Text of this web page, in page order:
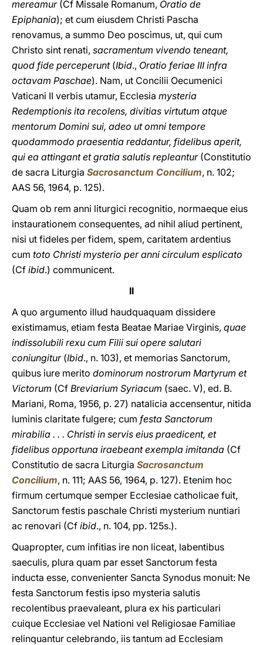
mereamur(Cf Missale Romanum, Oratio de
Epiphania); et cum eiusdem Christi Pascha
renovamus, a summo Deo poscimus, ut, qui cum
Christo sint renati, sacramentum vivendo teneant,
quod fide perceperunt(Ibid., Oratio feriae III infra
octavam Paschae). Nam, ut Concilii Oecumenici
Vaticani II verbis utamur, Ecclesia mysteria
Redemptionis ita recolens, divitias virtutum atque
mentorum Domini sui, adeo ut omni tempore
quodammodo praesentia reddantur, fidelibus aperit,
qui ea attingant et gratia salutis repleantur(Constitutio
de sacra Liturgia Sacrosanctum Concilium, n. 102;
AAS 56, 1964, p. 125).
Quam ob rem anni liturgici recognitio, normaeque eius
instaurationem consequentes, ad nihil aliud pertinent,
nisi ut fideles per fidem, spem, caritatem ardentius
cum toto Christi mysterio per anni circulum esplicato
(Cf ibid.) communicent.
II
A quo argumento illud haudquaquam dissidere
existimamus, etiam festa Beatae Mariae Virginis, quae
indissolubili rexu cum Filii sui opere salutari
coniungitur(Ibid., n. 103), et memorias Sanctorum,
quibus iure merito dominorum nostrorum Martyrum et
Victorum (Cf Breviarium Syriacum (saec. V), ed. B.
Mariani, Roma, 1956, p. 27) natalicia accensentur, nitida
luminis claritate fulgere; cum festa Sanctorum
mirabilia . . . Christi in servis eius praedicent, et
fidelibus opportuna iraebeant exempla imitanda (Cf
Constitutio de sacra Liturgia Sacrosanctum
Concilium, n. 111; AAS 56, 1964, p. 127). Etenim hoc
firmum certumque semper Ecclesiae catholicae fuit,
Sanctorum festis paschale Christi mysterium nuntiari
ac renovari (Cf ibid., n. 104, pp. 125s.).
Quapropter, cum infitias ire non liceat, labentibus
saeculis, plura quam par esset Sanctorum festa
inducta esse, convenienter Sancta Synodus monuit: Ne
festa Sanctorum festis ipso mysteria salutis
recolentibus praevaleant, plura ex his particulari
cuique Ecclesiae vel Nationi vel Religiosae Familiae
relinquantur celebrando, iis tantum ad Ecclesiam